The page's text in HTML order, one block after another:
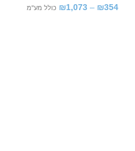
₪354
–
₪1,073 כולל מע"מ